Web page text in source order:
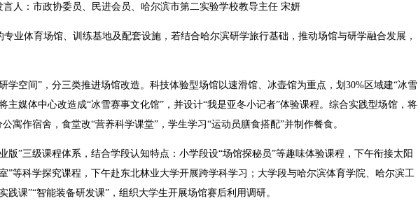
：市政协委员、民进会员、哈尔滨市第二实验学校教导主任 宋妍
体育场馆、训练基地及配套设施，若结合哈尔滨研学旅行基础，推动场馆与研学融合发展，
空间”，分三类推进场馆改造。科技体验型场馆以速滑馆、冰壶馆为重点，划30%区域建“冰雪
主媒体中心改造成“冰雪赛事文化馆”，并设计“我是亚冬小记者”体验课程。综合实践型场馆，将
寓作宿舍，食堂改“营养科学课堂”，学生学习“运动员膳食搭配”并制作餐食。
三级课程体系，结合学段认知特点：小学段设“场馆探秘员”等趣味体验课程，下午衔接太阳
”等科学探究课程，下午赴东北林业大学开展跨学科学习；大学段与哈尔滨体育学院、哈尔滨工
践课”“智能装备研发课”，组织大学生开展场馆赛后利用调研。